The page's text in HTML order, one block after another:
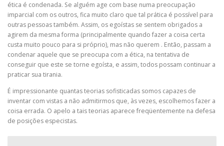
ética é condenada. Se alguém age com base numa preocupação
imparcial com os outros, fica muito claro que tal prática é possível para
outras pessoas também. Assim, os egoístas se sentem obrigados a
agirem da mesma forma (principalmente quando fazer a coisa certa
custa muito pouco para si próprio), mas não querem . Então, passam a
condenar aquele que se preocupa com a ética, na tentativa de
conseguir que este se torne egoísta, e assim, todos possam continuar a
praticar sua tirania.
É impressionante quantas teorias sofisticadas somos capazes de
inventar com vistas a não admitirmos que, às vezes, escolhemos fazer a
coisa errada. O apelo a tais teorias aparece freqüentemente na defesa
de posições especistas.